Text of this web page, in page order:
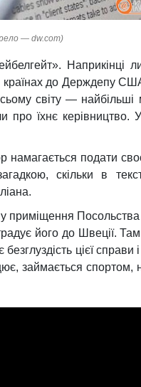
— dw.com)
Наприкінці
країнах до Держдепу
світу — найбільші
їхнє керівництво.
подати
скільки в
приміщення
його до Швеції.
цієї
займається спортом,